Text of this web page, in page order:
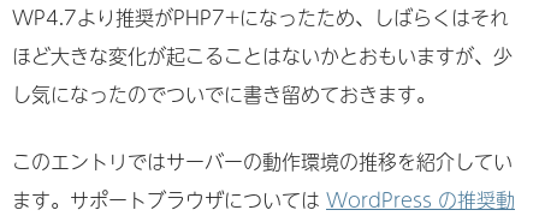
WP4.7より推奨がPHP7+になったため、しばらくはそれ
ほど大きな変化が起こることはないかとおもいますが、少
し気になったのでついでに書き留めておきます。
このエントリではサーバーの動作環境の推移を紹介してい
ます。サポートブラウザについては WordPress の推奨動